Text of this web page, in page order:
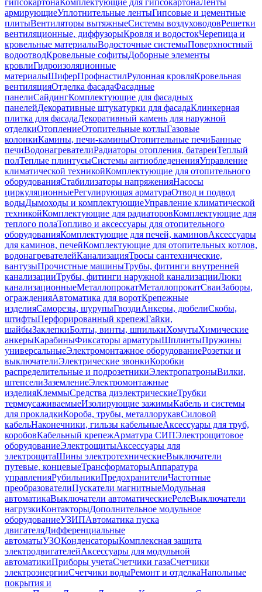
гипсокартонаКомплектующие для гипсокартонаЛенты
армирующиеУплотнительные лентыГипсовые и цементные
плитыВентиляторы вытяжныеСистемы воздуховодовРешетки
вентиляционные, диффузорыКровля и водостокЧерепица и
кровельные материалыВодосточные системыПоверхностный
водоотводКровельные софитыДоборные элементы
кровлиГидроизоляционные
материалыШиферПрофнастилРулонная кровляКровельная
вентиляцияОтделка фасадаФасадные
панелиСайдингКомплектующие для фасадных
панелейДекоративные штукатурки для фасадаКлинкерная
плитка для фасадаДекоративный камень для наружной
отделкиОтоплениеОтопительные котлыГазовые
колонкиКамины, печи-каминыОтопительные печиБанные
печиВодонагревателиРадиаторы отопления, батареиТеплый
полТеплые плинтусыСистемы антиобледененияУправление
климатической техникойКомплектующие для отопительного
оборудованияСтабилизаторы напряженияНасосы
циркуляционныеРегулирующая арматураОтвод и подвод
водыДымоходы и комплектующиеУправление климатической
техникойКомплектующие для радиаторовКомплектующие для
теплого полаТопливо и аксессуары для отопительного
оборудованияКомплектующие для печей, каминовАксессуары
для каминов, печейКомплектующие для отопительных котлов,
водонагревателейКанализацияТросы сантехнические,
вантузыПрочистные машиныТрубы, фитинги внутренней
канализацииТрубы, фитинги наружной канализацииЛюки
канализационныеМеталлопрокатМеталлопрокатСваиЗаборы,
огражденияАвтоматика для воротКрепежные
изделияСаморезы, шурупыГвоздиАнкеры, дюбелиСкобы,
штифтыПерфорированный крепежГайки,
шайбыЗаклепкиБолты, винты, шпилькиХомутыХимические
анкерыКарабиныФиксаторы арматурыШплинтыПружины
универсальныеЭлектромонтажное оборудованиеРозетки и
выключателиЭлектрические звонкиКоробки
распределительные и подрозетникиЭлектропатроныВилки,
штепселиЗаземлениеЭлектромонтажные
изделияКлеммыСредства диэлектрическиеТрубки
термоусаживаемыеИзолирующие зажимыКабель и системы
для прокладкиКороба, трубы, металлорукавСиловой
кабельНаконечники, гильзы кабельныеАксессуары для труб,
коробовКабельный крепежАрматура СИПЭлектрощитовое
оборудованиеЭлектрощитыАксессуары для
электрощитаШины электротехническиеВыключатели
путевые, концевыеТрансформаторыАппаратура
управленияРубильникиПредохранителиЧастотные
преобразователиПускатели магнитныеМодульная
автоматикаВыключатели автоматическиеРелеВыключатели
нагрузкиКонтакторыДополнительное модульное
оборудованиеУЗИПАвтоматика пуска
двигателяДифференциальные
автоматыУЗОКонденсаторыКомплексная защита
электродвигателейАксессуары для модульной
автоматикиПриборы учетаСчетчики газаСчетчики
электроэнергииСчетчики водыРемонт и отделкаНапольные
покрытия и